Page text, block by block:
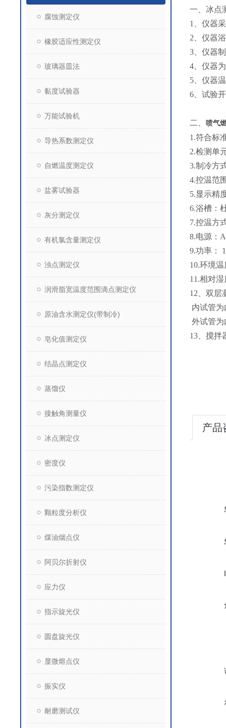
腐蚀测定仪
橡胶适应性测定仪
玻璃器皿法
黏度试验器
万能试验机
导热系数测定仪
自燃温度测定仪
盐雾试验器
灰分测定仪
有机氯含量测定仪
浊点测定仪
润滑脂宽温度范围滴点测定仪
原油含水测定仪(带制冷)
皂化值测定仪
结晶点测定仪
蒸馏仪
接触角测量仪
冰点测定仪
密度仪
污染指数测定仪
颗粒度分析仪
煤油烟点仪
阿贝尔折射仪
应力仪
指示旋光仪
圆盘旋光仪
显微熔点仪
振实仪
耐磨测试仪
一、冰点
1、仪器
2、仪器
3、仪器
4、仪器
5、仪器
6、试验
二、 喷气
1.符合标
2.检测单
3.制冷方
4.控温范
5.显示精
6.浴槽：
7.控温方
8.电源：
9.功率：
10.环境
11.相对
12、双层
内试管为
外试管为
13、搅拌
产品